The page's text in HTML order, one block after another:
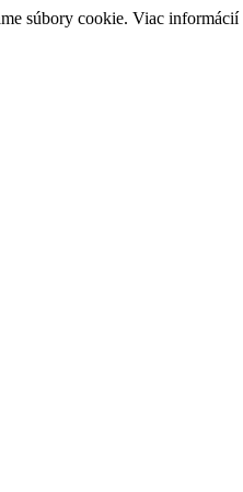
súbory cookie. Viac informácií